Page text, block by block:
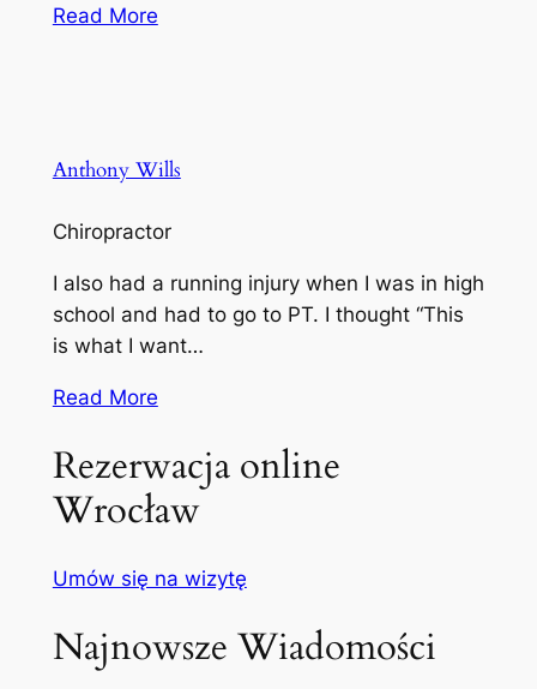
Read More
Anthony Wills
Chiropractor
I also had a running injury when I was in high
school and had to go to PT. I thought “This
is what I want…
Read More
Rezerwacja online
Wrocław
Umów się na wizytę
Najnowsze Wiadomości